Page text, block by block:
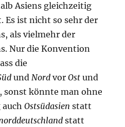
Asiens gleichzeitig
Es ist nicht so sehr der
als vielmehr der
Nur die Konvention
die
und Nord vorOst und
sonst könnte man ohne
auchOstsüdasien statt
statt